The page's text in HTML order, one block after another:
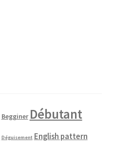
Begginer Débutant
Déguisement English pattern